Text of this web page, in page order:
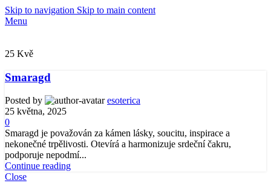
Skip to navigation Skip to main content
Menu
25 Kvě
Smaragd
Posted by
esoterica
25 května, 2025
0
Smaragd je považován za kámen lásky, soucitu, inspirace a
nekonečné trpělivosti. Otevírá a harmonizuje srdeční čakru,
podporuje nepodmí...
Continue reading
Close